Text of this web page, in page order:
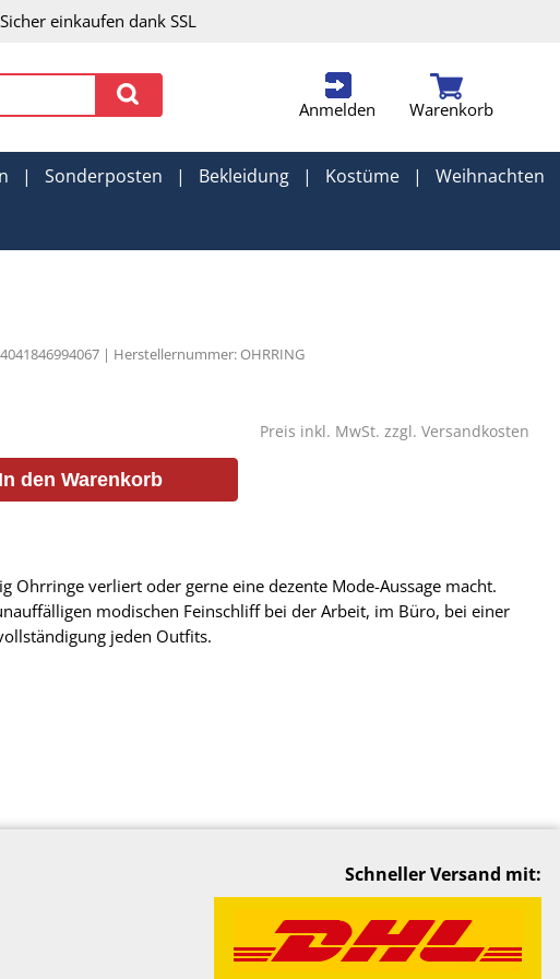
Sicher einkaufen dank SSL
Anmelden Warenkorb
| Sonderposten | Bekleidung | Kostüme | Weihnachten
| Herstellernummer: OHRRING
Preis inkl. MwSt. zzgl. Versandkosten
In den Warenkorb
Ohrringe verliert oder gerne eine dezente Mode-Aussage macht.
modischen Feinschliff bei der Arbeit, im Büro, bei einer
jeden Outfits.
Schneller Versand mit: